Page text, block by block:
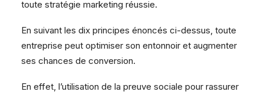
toute stratégie marketing réussie.
En suivant les dix principes énoncés ci-dessus, toute
entreprise peut optimiser son entonnoir et augmenter
ses chances de conversion.
En effet, l’utilisation de la preuve sociale pour rassurer